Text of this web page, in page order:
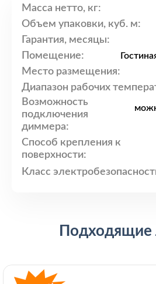
Масса нетто, кг:
Объем упаковки, куб. м:
Гарантия, месяцы:
Помещение:
Место размещения:
Диапазон рабочих
Возможность
подключения
диммера:
Способ крепления к
поверхности:
Класс